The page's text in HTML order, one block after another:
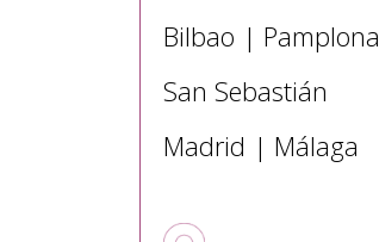
Bilbao | Pamplona
San Sebastián
Madrid | Málaga